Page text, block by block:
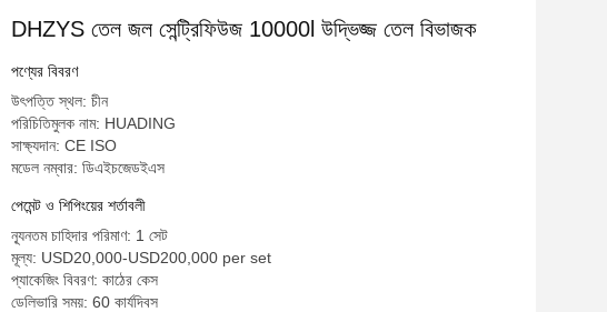
DHZYS তেল জল সেন্ট্রিফিউজ 10000l উদ্ভিজ্জ তেল বিভাজক
পণ্যের বিবরণ
উৎপত্তি স্থল: চীন
পরিচিতিমুলক নাম: HUADING
সাক্ষ্যদান: CE ISO
মডেল নম্বার: ডিএইচজেডইএস
পেমেন্ট ও শিপিংয়ের শর্তাবলী
ন্যূনতম চাহিদার পরিমাণ: 1 সেট
মূল্য: USD20,000-USD200,000 per set
প্যাকেজিং বিবরণ: কাঠের কেস
ডেলিভারি সময়: 60 কার্যদিবস